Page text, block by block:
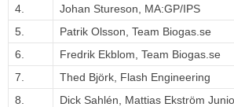
4.
Johan Stureson, MA:GP/IPS
5.
Patrik Olsson, Team Biogas.se
6.
Fredrik Ekblom, Team Biogas.se
7.
Thed Björk, Flash Engineering
8.
Dick Sahlén, Mattias Ekström